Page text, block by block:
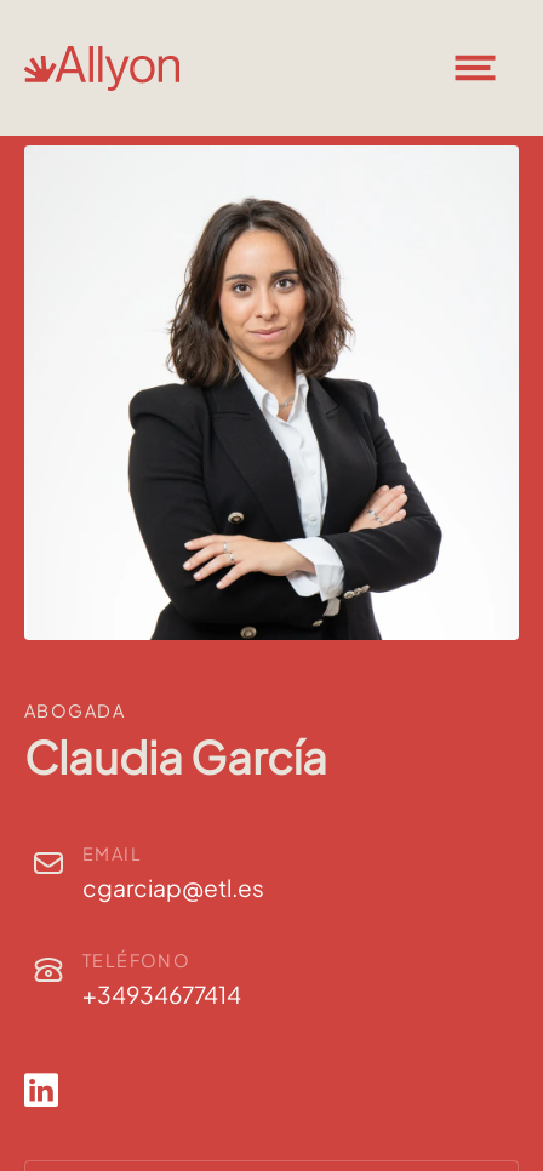
ABOGADA
Claudia García
EMAIL
cgarciap@etl.es
TELÉFONO
+34934677414